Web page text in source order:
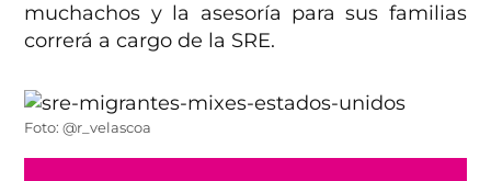
muchachos y la asesoría para sus familias
correrá a cargo de la SRE.
Foto: @r_velascoa